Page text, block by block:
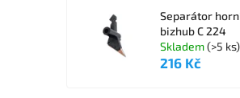
Separátor horní
bizhub C 224
Skladem(>5 ks)
216 Kč